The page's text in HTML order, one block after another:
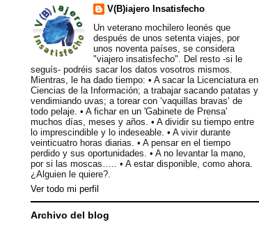
V(B)iajero Insatisfecho
Un veterano mochilero leonés que
después de unos setenta viajes, por
unos noventa países, se considera
"viajero insatisfecho". Del resto -si le
seguís- podréis sacar los datos vosotros mismos.
Mientras, le ha dado tiempo: • A sacar la Licenciatura en
Ciencias de la Información; a trabajar sacando patatas y
vendimiando uvas; a torear con ‘vaquillas bravas’ de
todo pelaje. • A fichar en un 'Gabinete de Prensa'
muchos días, meses y años. • A dividir su tiempo entre
lo imprescindible y lo indeseable. • A vivir durante
veinticuatro horas diarias. • A pensar en el tiempo
perdido y sus oportunidades. • A no levantar la mano,
por si las moscas….. • A estar disponible, como ahora.
¿Alguien le quiere?.
Ver todo mi perfil
Archivo del blog